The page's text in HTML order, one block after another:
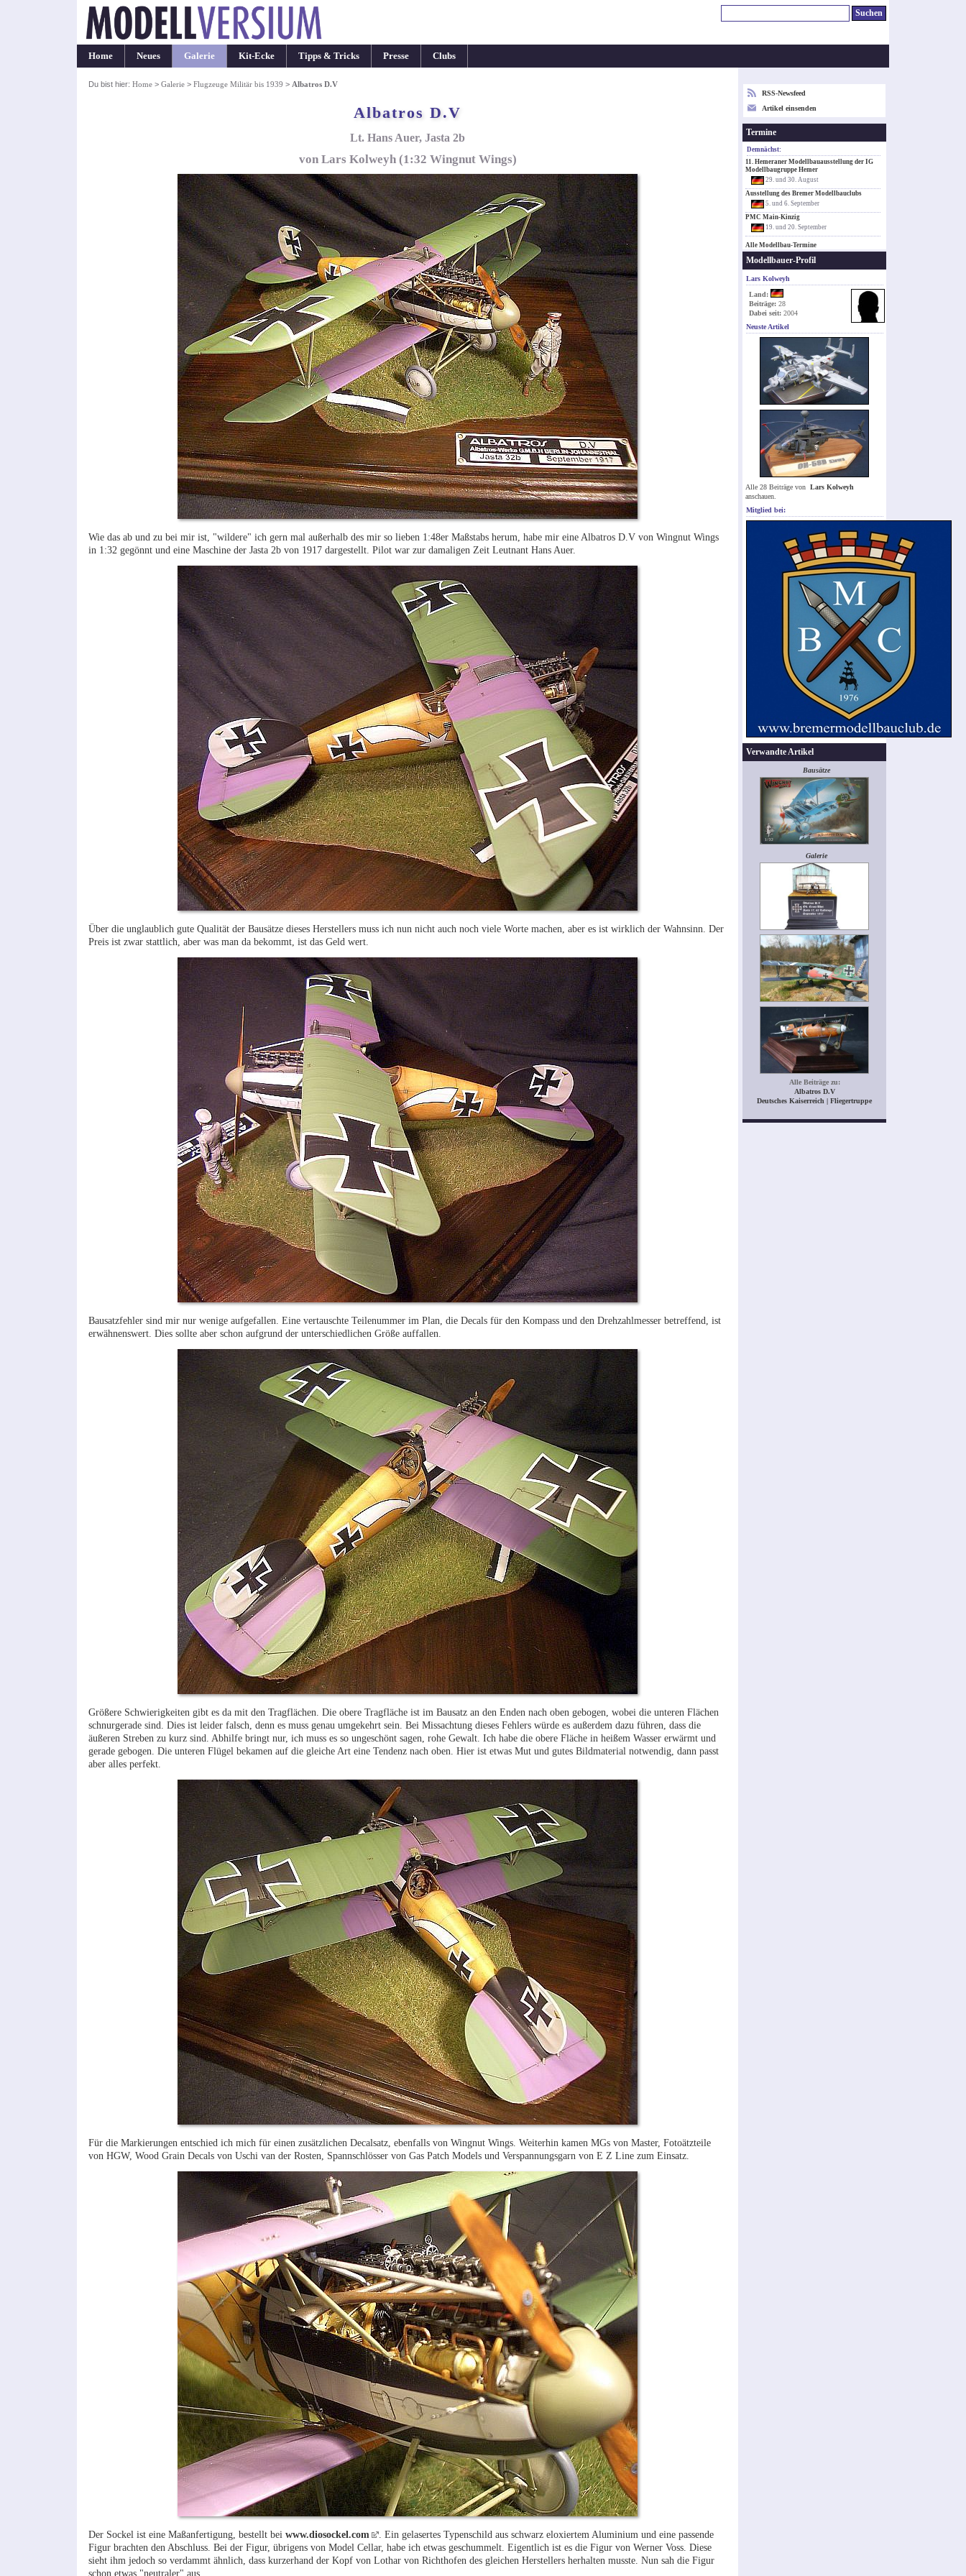
Home Neues Galerie Kit-Ecke Tipps & Tricks Presse Clubs
Du bist hier: Home> Galerie> Flugzeuge Militär bis 1939 > Albatros D.V
Albatros D.V
Lt. Hans Auer, Jasta 2b
von Lars Kolweyh (1:32 Wingnut Wings)
Wie das ab und zu bei mir ist, "wildere" ich gern mal außerhalb des mir so lieben 1:48er Maßstabs herum, habe mir eine Albatros D.V von Wingnut Wings
in 1:32 gegönnt und eine Maschine der Jasta 2b von 1917 dargestellt. Pilot war zur damaligen Zeit Leutnant Hans Auer.
Über die unglaublich gute Qualität der Bausätze dieses Herstellers muss ich nun nicht auch noch viele Worte machen, aber es ist wirklich der Wahnsinn. Der
Preis ist zwar stattlich, aber was man da bekommt, ist das Geld wert.
Bausatzfehler sind mir nur wenige aufgefallen. Eine vertauschte Teilenummer im Plan, die Decals für den Kompass und den Drehzahlmesser betreffend, ist
erwähnenswert. Dies sollte aber schon aufgrund der unterschiedlichen Größe auffallen.
Größere Schwierigkeiten gibt es da mit den Tragflächen. Die obere Tragfläche ist im Bausatz an den Enden nach oben gebogen, wobei die unteren Flächen
schnurgerade sind. Dies ist leider falsch, denn es muss genau umgekehrt sein. Bei Missachtung dieses Fehlers würde es außerdem dazu führen, dass die
äußeren Streben zu kurz sind. Abhilfe bringt nur, ich muss es so ungeschönt sagen, rohe Gewalt. Ich habe die obere Fläche in heißem Wasser erwärmt und
gerade gebogen. Die unteren Flügel bekamen auf die gleiche Art eine Tendenz nach oben. Hier ist etwas Mut und gutes Bildmaterial notwendig, dann passt
aber alles perfekt.
Für die Markierungen entschied ich mich für einen zusätzlichen Decalsatz, ebenfalls von Wingnut Wings. Weiterhin kamen MGs von Master, Fotoätzteile
von HGW, Wood Grain Decals von Uschi van der Rosten, Spannschlösser von Gas Patch Models und Verspannungsgarn von E Z Line zum Einsatz.
Der Sockel ist eine Maßanfertigung, bestellt bei www.diosockel.com
. Ein gelasertes Typenschild aus schwarz eloxiertem Aluminium und eine passende
Figur brachten den Abschluss. Bei der Figur, übrigens von Model Cellar, habe ich etwas geschummelt. Eigentlich ist es die Figur von Werner Voss. Diese
sieht ihm jedoch so verdammt ähnlich, dass kurzerhand der Kopf von Lothar von Richthofen des gleichen Herstellers herhalten musste. Nun sah die Figur
schon etwas "neutraler" aus.
RSS-Newsfeed
Artikel einsenden
Termine
Demnächst:
11. Hemeraner Modellbauausstellung der IG
Modellbaugruppe Hemer
29. und 30. August
Ausstellung des Bremer Modellbauclubs
5. und 6. September
PMC Main-Kinzig
19. und 20. September
Alle Modellbau-Termine
Modellbauer-Profil
Lars Kolweyh
Land:
Beiträge: 28
Dabei seit: 2004
Neuste Artikel
Alle 28 Beiträge von Lars Kolweyh
anschauen.
Mitglied bei:
Verwandte Artikel
Bausätze
Galerie
Alle Beiträge zu:
Albatros D.V
Deutsches Kaiserreich | Fliegertruppe